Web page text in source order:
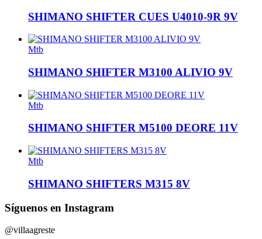
SHIMANO SHIFTER CUES U4010-9R 9V
Mtb
SHIMANO SHIFTER M3100 ALIVIO 9V
Mtb
SHIMANO SHIFTER M5100 DEORE 11V
Mtb
SHIMANO SHIFTERS M315 8V
Síguenos en Instagram
@villaagreste